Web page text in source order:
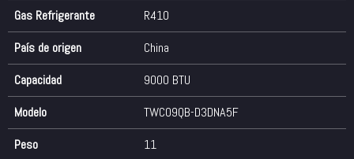
Gas Refrigerante
R410
País de origen
China
Capacidad
9000 BTU
Modelo
TWC09QB-D3DNA5F
Peso
11